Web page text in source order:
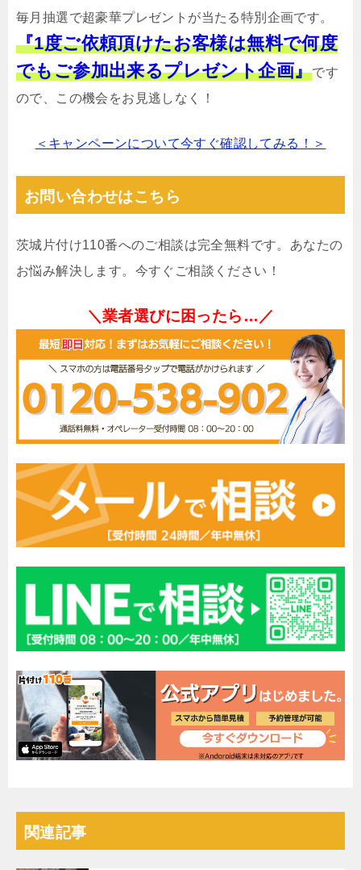
毎月抽選で超豪華プレゼントが当たる特別企画です。
『1度ご依頼頂けたお客様は無料で何度
でもご参加出来るプレゼント企画』です
ので、この機会をお見逃しなく！
＜キャンペーンについて今すぐ確認してみる！＞
お問い合わせはこちら
茨城片付け110番へのご相談は完全無料です。あなたの
お悩み解決します。今すぐご相談ください！
＼業者選びに困ったら…／
関連記事